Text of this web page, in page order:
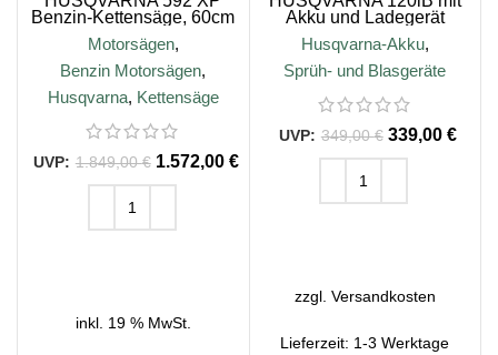
Benzin-Kettensäge, 60cm
Motorsägen,
Benzin Motorsägen,
Husqvarna, Kettensäge
1.849,00€ 1.572,00 €
inkl. 19 % MwSt.
Akku und Ladegerät
Husqvarna-Akku,
Sprüh- und Blasgeräte
349,00€ 339,00 €
zzgl. Versandkosten
Lieferzeit: 1-3 Werktage